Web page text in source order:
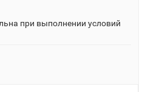
при выполнении условий